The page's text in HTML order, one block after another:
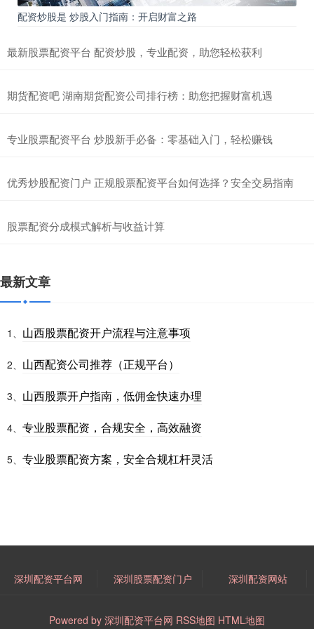
配资炒股是 炒股入门指南：开启财富之路
最新股票配资平台 配资炒股，专业配资，助您轻松获利
期货配资吧 湖南期货配资公司排行榜：助您把握财富机遇
专业股票配资平台 炒股新手必备：零基础入门，轻松赚钱
优秀炒股配资门户 正规股票配资平台如何选择？安全交易指南
股票配资分成模式解析与收益计算
最新文章
1、 山西股票配资开户流程与注意事项
2、 山西配资公司推荐（正规平台）
3、 山西股票开户指南，低佣金快速办理
4、 专业股票配资，合规安全，高效融资
5、 专业股票配资方案，安全合规杠杆灵活
深圳配资平台网 深圳股票配资门户 深圳配资网站
Powered by 深圳配资平台网 RSS地图 HTML地图